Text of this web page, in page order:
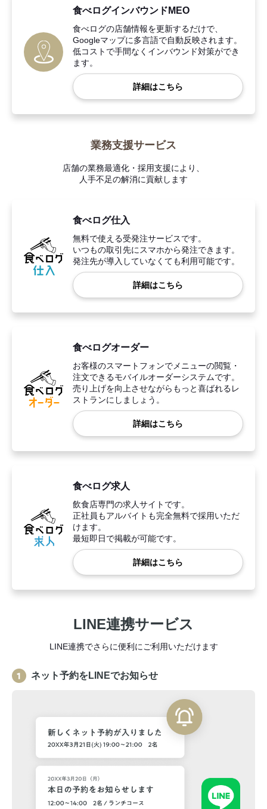
食べログインバウンドMEO
食べログの店舗情報を更新するだけで、
Googleマップに多言語で自動反映されます。
低コストで手間なくインバウンド対策ができ
ます。
詳細はこちら
業務支援サービス
店舗の業務最適化・採用支援により、
人手不足の解消に貢献します
食べログ仕入
無料で使える受発注サービスです。
いつもの取引先にスマホから発注できます。
発注先が導入していなくても利用可能です。
詳細はこちら
食べログオーダー
お客様のスマートフォンでメニューの閲覧・
注文できるモバイルオーダーシステムです。
売り上げを向上させながらもっと喜ばれるレ
ストランにしましょう。
詳細はこちら
食べログ求人
飲食店専門の求人サイトです。
正社員もアルバイトも完全無料で採用いただ
けます。
最短即日で掲載が可能です。
詳細はこちら
LINE連携サービス
LINE連携でさらに便利にご利用いただけます
ネット予約をLINEでお知らせ